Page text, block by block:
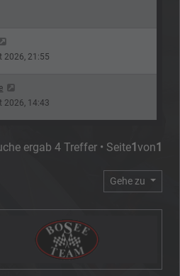
2026, 21:55
2026, 14:43
ergab 4 Treffer • Seite1von1
Gehe zu